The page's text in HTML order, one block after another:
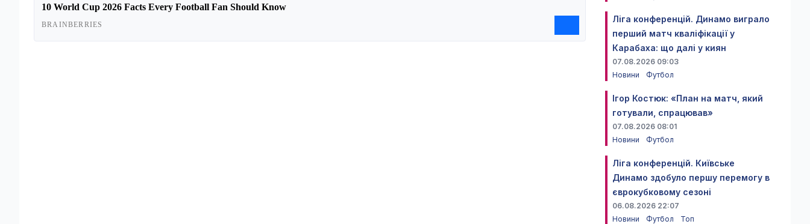
Ліга конференцій. Динамо виграло
перший матч кваліфікації у
Карабаха: що далі у киян
07.08.2026 09:03
Новини
Футбол
Ігор Костюк: «План на матч, який
готували, спрацював»
07.08.2026 08:01
Новини
Футбол
Ліга конференцій. Київське
Динамо здобуло першу перемогу в
єврокубковому сезоні
06.08.2026 22:07
Новини
Футбол Топ